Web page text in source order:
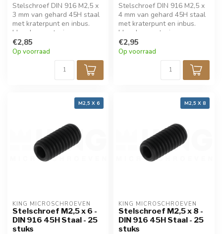
Stelschroef DIN 916 M2,5 x
3 mm van gehard 45H staal
met kraterpunt en inbus.
Ideaal voor stevige,
verzonken fixatie in
fijnmechanica en techniek.
Zwarte afwerking voor een
strakke uitstraling. Verpakt
€2,85
Op voorraad
Stelschroef DIN 916 M2,5 x
4 mm van gehard 45H staal
met kraterpunt en inbus.
Ideaal voor stevige,
verzonken fixatie in
fijnmechanica en techniek.
Zwarte afwerking voor een
strakke uitstraling. Verpakt
€2,95
Op voorraad
M2,5 X 6
KING MICROSCHROEVEN
Stelschroef M2,5 x 6 -
DIN 916 45H Staal - 25
stuks
M2,5 X 8
KING MICROSCHROEVEN
Stelschroef M2,5 x 8 -
DIN 916 45H Staal - 25
stuks